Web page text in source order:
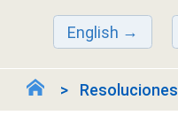
English
Resoluciones